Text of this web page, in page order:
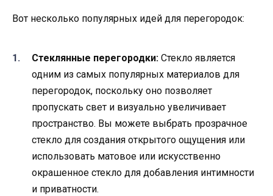
Вот несколько популярных идей для перегородок:
Стеклянные перегородки: Стекло является
одним из самых популярных материалов для
перегородок, поскольку оно позволяет
пропускать свет и визуально увеличивает
пространство. Вы можете выбрать прозрачное
стекло для создания открытого ощущения или
использовать матовое или искусственно
окрашенное стекло для добавления интимности
и приватности.